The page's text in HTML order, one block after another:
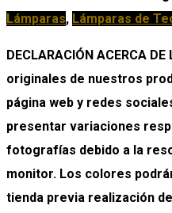
Enso
Lámparas, Lámparas de
DECLARACIÓN ACERCA
originales de nuestros
página web y redes
presentar variaciones
fotografías debido a la
monitor. Los colores
tienda previa realización